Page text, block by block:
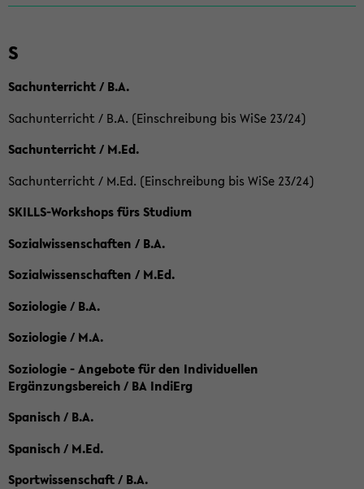
S
Sachunterricht / B.A.
Sachunterricht / B.A. (Einschreibung bis WiSe 23/24)
Sachunterricht / M.Ed.
Sachunterricht / M.Ed. (Einschreibung bis WiSe 23/24)
SKILLS-Workshops fürs Studium
Sozialwissenschaften / B.A.
Sozialwissenschaften / M.Ed.
Soziologie / B.A.
Soziologie / M.A.
Soziologie - Angebote für den Individuellen
Ergänzungsbereich / BA IndiErg
Spanisch / B.A.
Spanisch / M.Ed.
Sportwissenschaft / B.A.